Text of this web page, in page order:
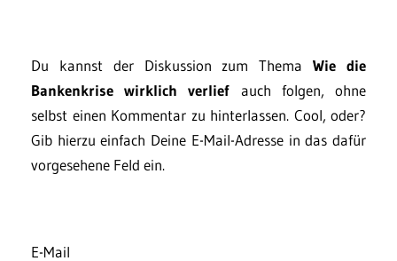
Du kannst der Diskussion zum ThemaWie die
Bankenkrise wirklich verlief auch folgen, ohne
selbst einen Kommentar zu hinterlassen. Cool, oder?
Gib hierzu einfach Deine E-Mail-Adresse in das dafür
vorgesehene Feld ein.
E-Mail